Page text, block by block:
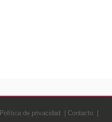
Política de privacidad Contacto